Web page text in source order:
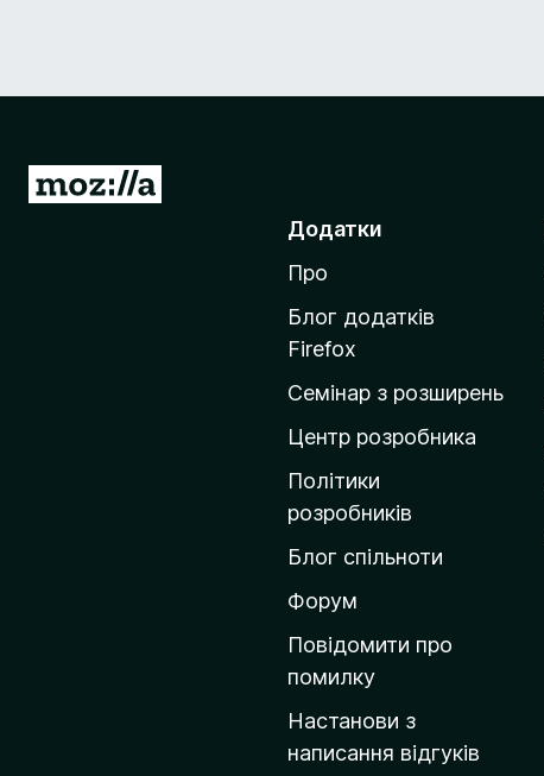
П
Додатки
Про
Блог додатків
Firefox
Семінар з розширень
Центр розробника
Політики
розробників
Блог спільноти
Форум
Повідомити про
помилку
Настанови з
написання відгуків